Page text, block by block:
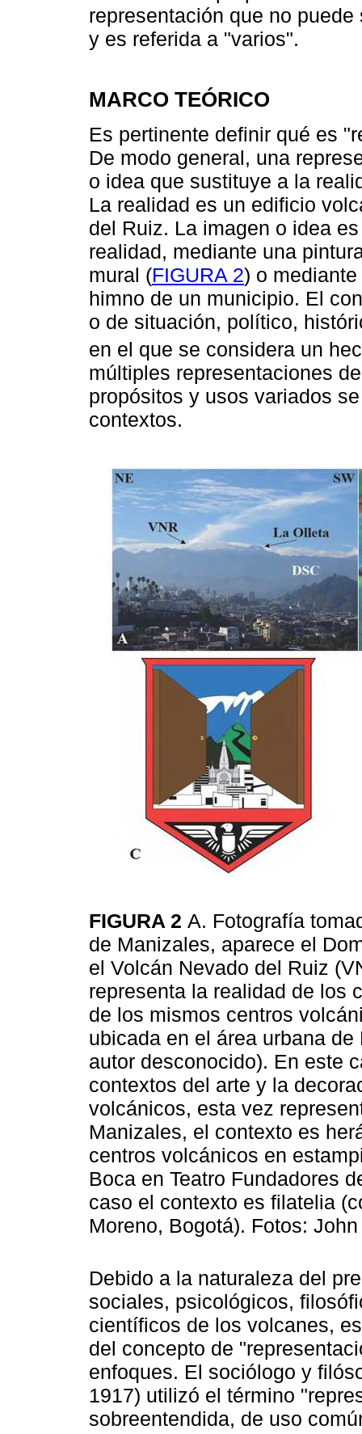
representación que no
y es referida a "varios".
MARCO TEÓRICO
Es pertinente definir qué es
De modo general, una
o idea que sustituye a la
La realidad es un edificio
del Ruiz. La imagen o idea
realidad, mediante una
mural (FIGURA 2) o
himno de un municipio. El
o de situación, político,
en el que se considera un
múltiples representaciones
propósitos y usos variados
contextos.
FIGURA 2 A. Fotografía
de Manizales, aparece el
el Volcán Nevado del Ruiz
representa la realidad de los
de los mismos centros
ubicada en el área urbana
autor desconocido). En este
contextos del arte y la
volcánicos, esta vez
Manizales, el contexto es
centros volcánicos en
Boca en Teatro Fundadores
caso el contexto es filatelia
Moreno, Bogotá). Fotos:
Debido a la naturaleza del
sociales, psicológicos,
científicos de los volcanes,
del concepto de
enfoques. El sociólogo y
1917) utilizó el término
sobreentendida, de uso